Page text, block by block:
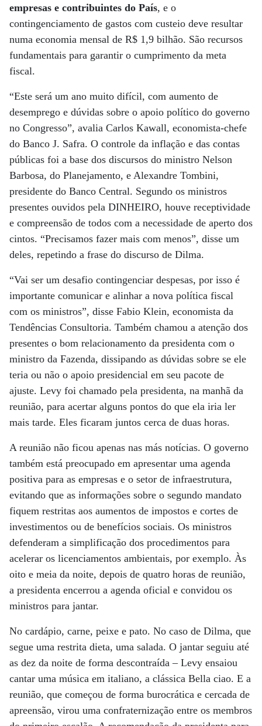
empresas e contribuintes do País, e o
contingenciamento de gastos com custeio deve resultar
numa economia mensal de R$ 1,9 bilhão. São recursos
fundamentais para garantir o cumprimento da meta
fiscal.
“Este será um ano muito difícil, com aumento de
desemprego e dúvidas sobre o apoio político do governo
no Congresso”, avalia Carlos Kawall, economista-chefe
do Banco J. Safra. O controle da inflação e das contas
públicas foi a base dos discursos do ministro Nelson
Barbosa, do Planejamento, e Alexandre Tombini,
presidente do Banco Central. Segundo os ministros
presentes ouvidos pela DINHEIRO, houve receptividade
e compreensão de todos com a necessidade de aperto dos
cintos. “Precisamos fazer mais com menos”, disse um
deles, repetindo a frase do discurso de Dilma.
“Vai ser um desafio contingenciar despesas, por isso é
importante comunicar e alinhar a nova política fiscal
com os ministros”, disse Fabio Klein, economista da
Tendências Consultoria. Também chamou a atenção dos
presentes o bom relacionamento da presidenta com o
ministro da Fazenda, dissipando as dúvidas sobre se ele
teria ou não o apoio presidencial em seu pacote de
ajuste. Levy foi chamado pela presidenta, na manhã da
reunião, para acertar alguns pontos do que ela iria ler
mais tarde. Eles ficaram juntos cerca de duas horas.
A reunião não ficou apenas nas más notícias. O governo
também está preocupado em apresentar uma agenda
positiva para as empresas e o setor de infraestrutura,
evitando que as informações sobre o segundo mandato
fiquem restritas aos aumentos de impostos e cortes de
investimentos ou de benefícios sociais. Os ministros
defenderam a simplificação dos procedimentos para
acelerar os licenciamentos ambientais, por exemplo. Às
oito e meia da noite, depois de quatro horas de reunião,
a presidenta encerrou a agenda oficial e convidou os
ministros para jantar.
No cardápio, carne, peixe e pato. No caso de Dilma, que
segue uma restrita dieta, uma salada. O jantar seguiu até
as dez da noite de forma descontraída – Levy ensaiou
cantar uma música em italiano, a clássica Bella ciao. E a
reunião, que começou de forma burocrática e cercada de
apreensão, virou uma confraternização entre os membros